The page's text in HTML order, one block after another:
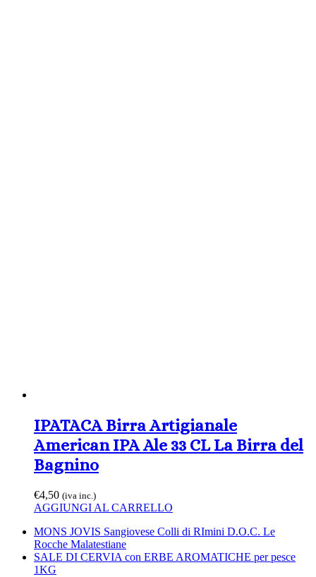
IPATACA Birra Artigianale
American IPA Ale 33 CL La Birra del
Bagnino
€4,50 (iva inc.)
AGGIUNGI AL CARRELLO
Slide
precedente:
MONS JOVIS Sangiovese Colli di RImini D.O.C. Le
Rocche Malatestiane
visualizza
articolo:
SALE DI CERVIA con ERBE AROMATICHE per pesce
1KG